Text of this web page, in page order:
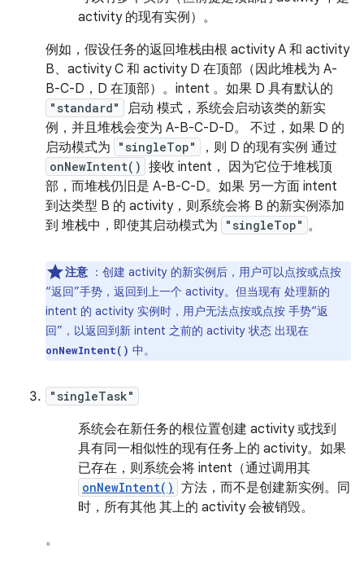
activity 的现有实例）。
例如，假设任务的返回堆栈由根 activity A 和 activity
B、activity C 和 activity D 在顶部（因此堆栈为 A-
B-C-D，D 在顶部）。intent 。如果 D 具有默认的
"standard"
启动 模式，系统会启动该类的新实
例，并且堆栈会变为 A-B-C-D-D。 不过，如果 D 的
启动模式为
"singleTop" ，则 D 的现有实例 通过
onNewIntent() 接收 intent， 因为它位于堆栈顶
部，而堆栈仍旧是 A-B-C-D。如果 另一方面 intent
到达类型 B 的 activity，则系统会将 B 的新实例添加
到 堆栈中，即使其启动模式为
"singleTop" 。
注意 ：创建 activity 的新实例后，用户可以点按或点按
“返回”手势，返回到上一个 activity。但当现有 处理新的
intent 的 activity 实例时，用户无法点按或点按 手势“返
回”，以返回到新 intent 之前的 activity 状态 出现在
onNewIntent() 中。
"singleTask"
系统会在新任务的根位置创建 activity 或找到
具有同一相似性的现有任务上的 activity。如果
已存在，则系统会将 intent（通过调用其
onNewIntent() 方法，而不是创建新实例。同
时，所有其他 其上的 activity 会被销毁。
。